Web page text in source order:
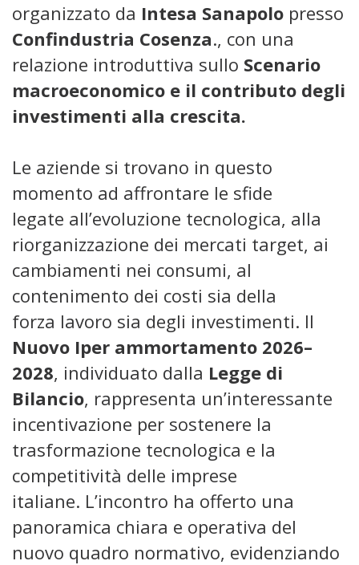
organizzato da Intesa Sanapolo presso
Confindustria Cosenza., con una
relazione introduttiva sullo Scenario
macroeconomico e il contributo degli
investimenti alla crescita.
Le aziende si trovano in questo
momento ad affrontare le sfide
legate all’evoluzione tecnologica, alla
riorganizzazione dei mercati target, ai
cambiamenti nei consumi, al
contenimento dei costi sia della
forza lavoro sia degli investimenti. Il
Nuovo Iper ammortamento 2026–
2028, individuato dalla Legge di
Bilancio, rappresenta un’interessante
incentivazione per sostenere la
trasformazione tecnologica e la
competitività delle imprese
italiane. L’incontro ha offerto una
panoramica chiara e operativa del
nuovo quadro normativo, evidenziando